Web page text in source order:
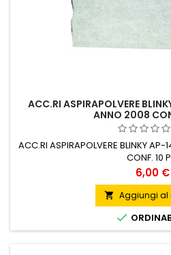
ACC.RI ASPIRAPOLVERE
ANNO 2008
ACC.RI ASPIRAPOLVERE BLINKY
CONF. 10
Prezzo
6,00 €
 Aggiungi al
